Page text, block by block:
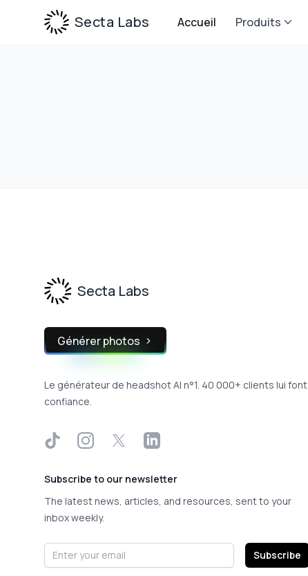
Secta Labs Accueil Produits
Secta Labs
Générer photos
Le générateur de headshot AI n°1. 40 000+ clients lui font
confiance.
TikTokInstagram
X LinkedIn
Subscribe to our newsletter
The latest news, articles, and resources, sent to your
inbox weekly.
Email address Subscribe